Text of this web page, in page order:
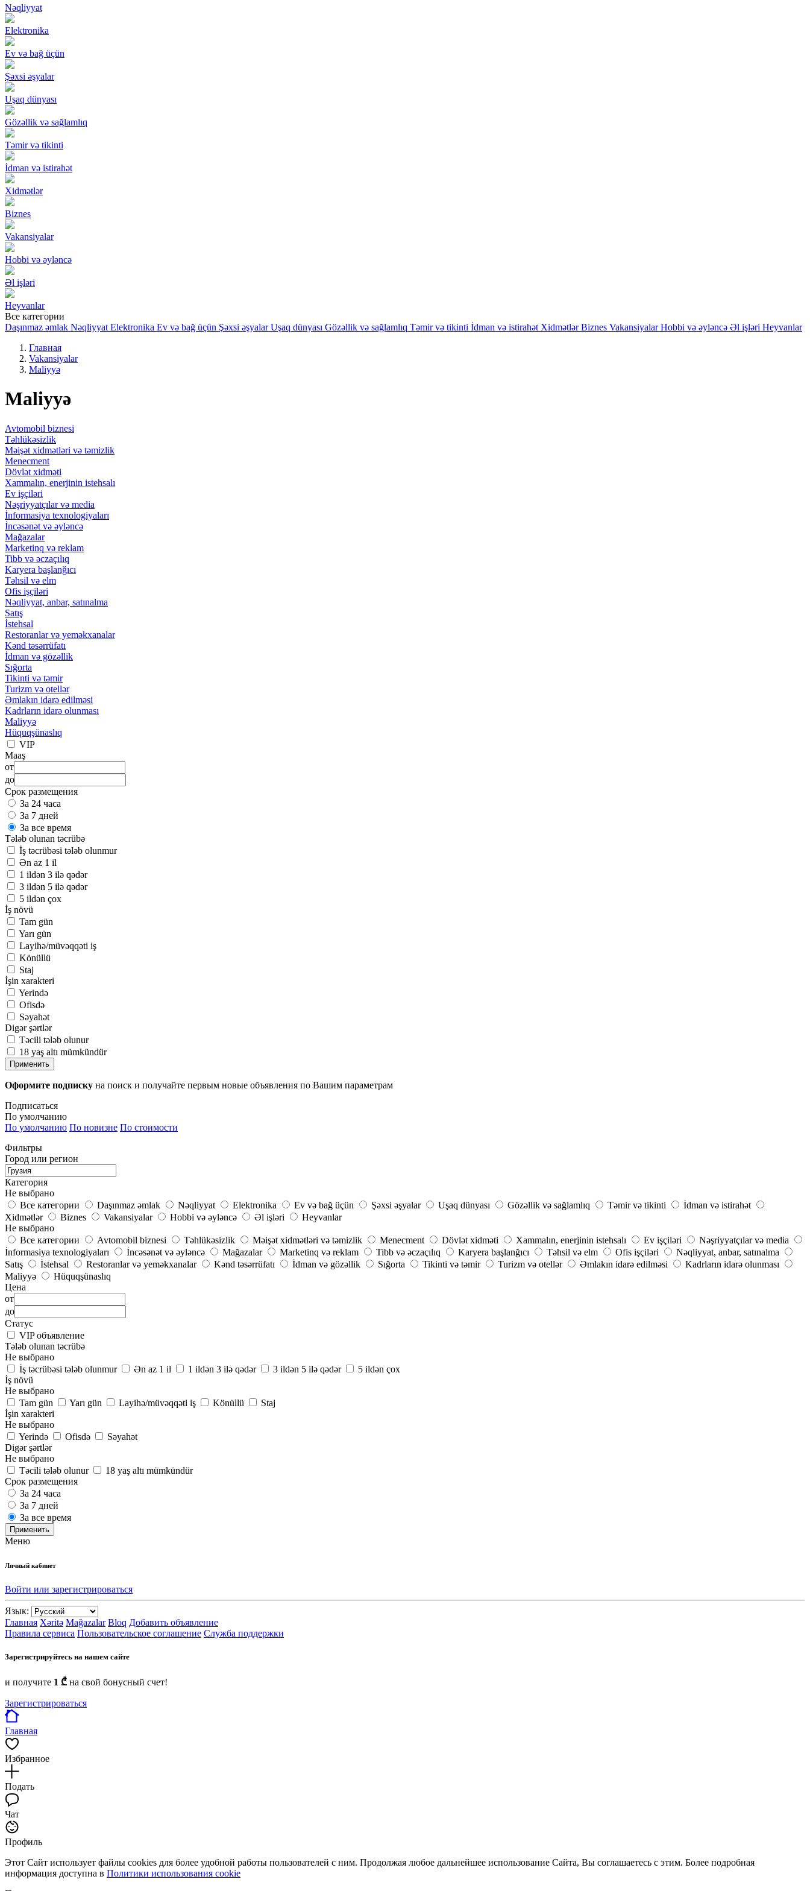
Nəqliyyat
Elektronika
Ev və bağ üçün
Şəxsi əşyalar
Uşaq dünyası
Gözəllik və sağlamlıq
Təmir və tikinti
İdman və istirahət
Xidmətlər
Biznes
Vakansiyalar
Hobbi və əyləncə
Əl işləri
Heyvanlar
Все категории
Daşınmaz əmlak Nəqliyyat Elektronika Ev və bağ üçün Şəxsi əşyalar Uşaq dünyası Gözəllik və sağlamlıq Təmir və tikinti İdman və istirahət Xidmətlər Biznes Vakansiyalar Hobbi və əyləncə Əl işləri Heyvanlar
Главная
Vakansiyalar
Maliyyə
Maliyyə
Avtomobil biznesi
Təhlükəsizlik
Məişət xidmətləri və təmizlik
Menecment
Dövlət xidməti
Xammalın, enerjinin istehsalı
Ev işçiləri
Nəşriyyatçılar və media
İnformasiya texnologiyaları
İncəsənət və əyləncə
Mağazalar
Marketinq və reklam
Tibb və əczaçılıq
Karyera başlanğıcı
Təhsil və elm
Ofis işçiləri
Nəqliyyat, anbar, satınalma
Satış
İstehsal
Restoranlar və yeməkxanalar
Kənd təsərrüfatı
İdman və gözəllik
Sığorta
Tikinti və təmir
Turizm və otellər
Əmlakın idarə edilməsi
Kadrların idarə olunması
Maliyyə
Hüquqşünaslıq
VIP
Maaş
от
до
Срок размещения
За 24 часа
За 7 дней
За все время
Tələb olunan təcrübə
İş təcrübəsi tələb olunmur
Ən az 1 il
1 ildən 3 ilə qədər
3 ildən 5 ilə qədər
5 ildən çox
İş növü
Tam gün
Yarı gün
Layihə/müvəqqəti iş
Könüllü
Staj
İşin xarakteri
Yerində
Ofisdə
Səyahət
Digər şərtlər
Təcili tələb olunur
18 yaş altı mümkündür
Применить
Оформите подписку на поиск и получайте первым новые объявления по Вашим параметрам
Подписаться
По умолчанию
По умолчанию По новизне По стоимости
Фильтры
Город или регион
Категория
Не выбрано
Все категории
Daşınmaz əmlak Nəqliyyat Elektronika Ev və bağ üçün Şəxsi əşyalar Uşaq dünyası Gözəllik və sağlamlıq Təmir və tikinti
İdman və istirahət
Xidmətlər
Biznes Vakansiyalar Hobbi və əyləncə Əl işləri
Heyvanlar
Не выбрано
Все категории
Avtomobil biznesi Təhlükəsizlik Məişət xidmətləri və təmizlik Menecment Dövlət xidməti Xammalın, enerjinin istehsalı Ev işçiləri
Nəşriyyatçılar və media
İnformasiya texnologiyaları
İncəsənət və əyləncə Mağazalar Marketinq və reklam Tibb və əczaçılıq Karyera başlanğıcı Təhsil və elm Ofis işçiləri
Nəqliyyat, anbar, satınalma
Satış
İstehsal Restoranlar və yeməkxanalar Kənd təsərrüfatı İdman və gözəllik Sığorta Tikinti və təmir Turizm və otellər Əmlakın idarə edilməsi
Kadrların idarə olunması
Maliyyə
Hüquqşünaslıq
Цена
от
до
Статус
VIP объявление
Tələb olunan təcrübə
Не выбрано
İş təcrübəsi tələb olunmur
Ən az 1 il 1 ildən 3 ilə qədər 3 ildən 5 ilə qədər
5 ildən çox
İş növü
Не выбрано
Tam gün
Yarı gün Layihə/müvəqqəti iş Könüllü
Staj
İşin xarakteri
Не выбрано
Yerində
Ofisdə
Səyahət
Digər şərtlər
Не выбрано
Təcili tələb olunur
18 yaş altı mümkündür
Срок размещения
За 24 часа
За 7 дней
За все время
Применить
Меню
Личный кабинет
Войти или зарегистрироваться
Язык:
Главная Xəritə Mağazalar Bloq Добавить объявление
Правила сервиса Пользовательское соглашение Служба поддержки
Зарегистрируйтесь на нашем сайте
и получите 1 ₾ на свой бонусный счет!
Зарегистрироваться
Главная
Избранное
Подать
Чат
Профиль
Этот Сайт использует файлы cookies для более удобной работы пользователей с ним. Продолжая любое дальнейшее использование Сайта, Вы соглашаетесь с этим. Более подробная
информация доступна в Политики использования cookie